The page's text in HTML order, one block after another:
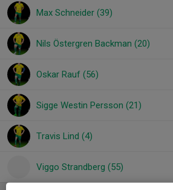
Max Schneider (39)
Nils Östergren Backman (20)
Oskar Rauf (56)
Sigge Westin Persson (21)
Travis Lind (4)
Viggo Strandberg (55)